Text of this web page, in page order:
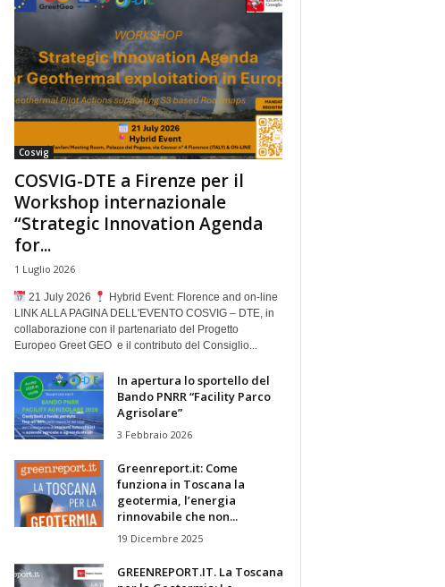
Cosvig
COSVIG-DTE a Firenze per il
Workshop internazionale
“Strategic Innovation Agenda
for...
1 Luglio 2026
21 July 2026
Hybrid Event: Florence and on-line
LINK ALLA PAGINA DELL'EVENTO COSVIG – DTE, in
collaborazione con il partenariato del Progetto
Europeo Greet GEO e il contributo del Consiglio...
In apertura lo sportello del
Bando PNRR “Facility Parco
Agrisolare”
3 Febbraio 2026
Greenreport.it: Come
funziona in Toscana la
geotermia, l’energia
rinnovabile che non...
19 Dicembre 2025
GREENREPORT.IT. La Toscana